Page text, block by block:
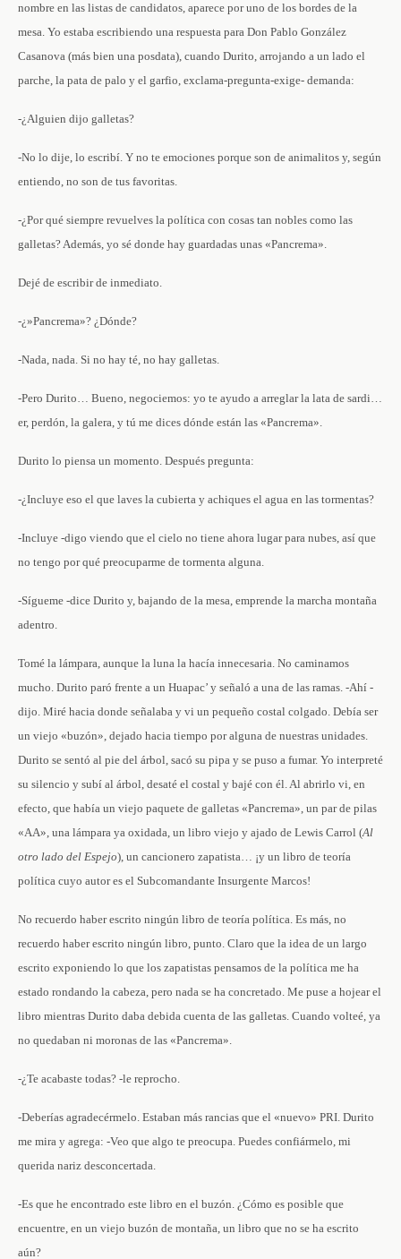
nombre en las listas de candidatos, aparece por uno de los bordes de la
mesa. Yo estaba escribiendo una respuesta para Don Pablo González
Casanova (más bien una posdata), cuando Durito, arrojando a un lado el
parche, la pata de palo y el garfio, exclama-pregunta-exige- demanda:
-¿Alguien dijo galletas?
-No lo dije, lo escribí. Y no te emociones porque son de animalitos y, según
entiendo, no son de tus favoritas.
-¿Por qué siempre revuelves la política con cosas tan nobles como las
galletas? Además, yo sé donde hay guardadas unas «Pancrema».
Dejé de escribir de inmediato.
-¿»Pancrema»? ¿Dónde?
-Nada, nada. Si no hay té, no hay galletas.
-Pero Durito… Bueno, negociemos: yo te ayudo a arreglar la lata de sardi…
er, perdón, la galera, y tú me dices dónde están las «Pancrema».
Durito lo piensa un momento. Después pregunta:
-¿Incluye eso el que laves la cubierta y achiques el agua en las tormentas?
-Incluye -digo viendo que el cielo no tiene ahora lugar para nubes, así que
no tengo por qué preocuparme de tormenta alguna.
-Sígueme -dice Durito y, bajando de la mesa, emprende la marcha montaña
adentro.
Tomé la lámpara, aunque la luna la hacía innecesaria. No caminamos
mucho. Durito paró frente a un Huapac’ y señaló a una de las ramas. -Ahí -
dijo. Miré hacia donde señalaba y vi un pequeño costal colgado. Debía ser
un viejo «buzón», dejado hacia tiempo por alguna de nuestras unidades.
Durito se sentó al pie del árbol, sacó su pipa y se puso a fumar. Yo interpreté
su silencio y subí al árbol, desaté el costal y bajé con él. Al abrirlo vi, en
efecto, que había un viejo paquete de galletas «Pancrema», un par de pilas
«AA», una lámpara ya oxidada, un libro viejo y ajado de Lewis Carrol (Al
otro lado del Espejo), un cancionero zapatista… ¡y un libro de teoría
política cuyo autor es el Subcomandante Insurgente Marcos!
No recuerdo haber escrito ningún libro de teoría política. Es más, no
recuerdo haber escrito ningún libro, punto. Claro que la idea de un largo
escrito exponiendo lo que los zapatistas pensamos de la política me ha
estado rondando la cabeza, pero nada se ha concretado. Me puse a hojear el
libro mientras Durito daba debida cuenta de las galletas. Cuando volteé, ya
no quedaban ni moronas de las «Pancrema».
-¿Te acabaste todas? -le reprocho.
-Deberías agradecérmelo. Estaban más rancias que el «nuevo» PRI. Durito
me mira y agrega: -Veo que algo te preocupa. Puedes confiármelo, mi
querida nariz desconcertada.
-Es que he encontrado este libro en el buzón. ¿Cómo es posible que
encuentre, en un viejo buzón de montaña, un libro que no se ha escrito
aún?